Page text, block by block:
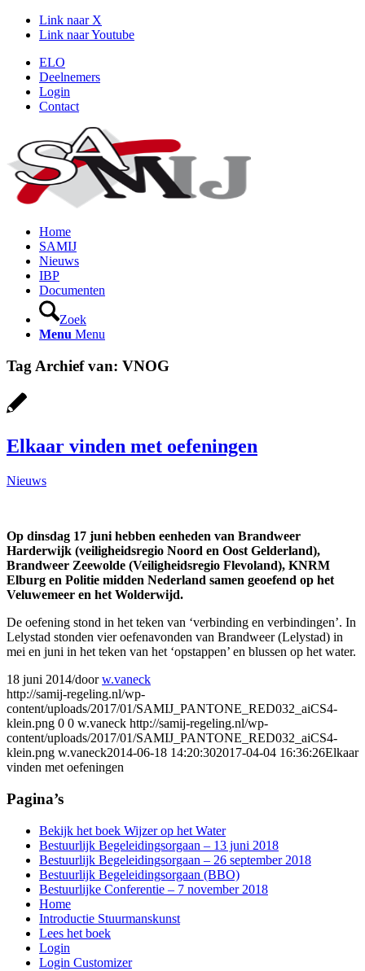
Link naar X
Link naar Youtube
ELO
Deelnemers
Login
Contact
Home
SAMIJ
Nieuws
IBP
Documenten
Zoek
Menu Menu
Tag Archief van: VNOG
Elkaar vinden met oefeningen
Nieuws
Op dinsdag 17 juni hebben eenheden van Brandweer
Harderwijk (veiligheidsregio Noord en Oost Gelderland),
Brandweer Zeewolde (Veiligheidsregio Flevoland), KNRM
Elburg en Politie midden Nederland samen geoefend op het
Veluwemeer en het Wolderwijd.
De oefening stond in het teken van ‘verbinding en verbindingen’. In
Lelystad stonden vier oefenavonden van Brandweer (Lelystad) in
mei en juni in het teken van het ‘opstappen’ en blussen op het water.
18 juni 2014/doorw.vaneck
http://samij-regeling.nl/wp-
content/uploads/2017/01/SAMIJ_PANTONE_RED032_aiCS4-
klein.png 0 0 w.vaneck http://samij-regeling.nl/wp-
content/uploads/2017/01/SAMIJ_PANTONE_RED032_aiCS4-
klein.png w.vaneck2014-06-18 14:20:302017-04-04 16:36:26Elkaar
vinden met oefeningen
Pagina’s
Bekijk het boek Wijzer op het Water
Bestuurlijk Begeleidingsorgaan – 13 juni 2018
Bestuurlijk Begeleidingsorgaan – 26 september 2018
Bestuurlijk Begeleidingsorgaan (BBO)
Bestuurlijke Conferentie – 7 november 2018
Home
Introductie Stuurmanskunst
Lees het boek
Login
Login Customizer